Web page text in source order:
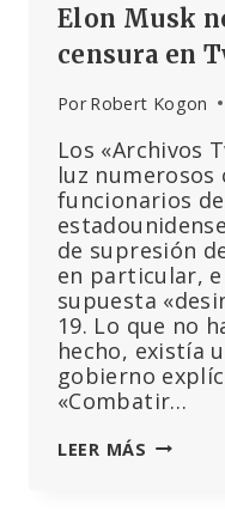
Elon Musk
censura en
Por Robert Kogon
Los «Archivos
luz
funcionarios
de supresión
en particular,
supuesta
19. Lo que no
hecho, existía
gobierno
«Combatir…
LEER MÁS LOS